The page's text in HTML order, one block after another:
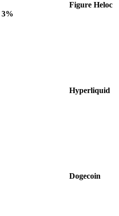
Figure Heloc
3%
Hyperliquid
Dogecoin